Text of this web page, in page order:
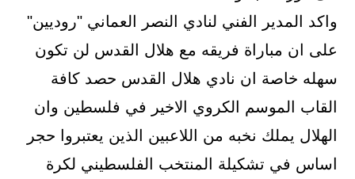
واكد المدير الفني لنادي النصر العماني "روديين"
على ان مباراة فريقه مع هلال القدس لن تكون
سهله خاصة ان نادي هلال القدس حصد كافة
القاب الموسم الكروي الاخير في فلسطين وان
الهلال يملك نخبه من اللاعبين الذين يعتبروا حجر
اساس في تشكيلة المنتخب الفلسطيني لكرة